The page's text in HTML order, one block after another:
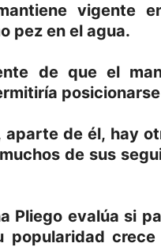
vigente
pez en el agua.
de que el
aparte de él, hay
de sus
Pliego evalúa si
popularidad